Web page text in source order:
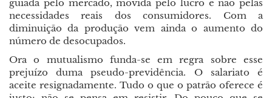
guiada pelo mercado, movida pelo lucro e não pelas
necessidades reais dos consumidores. Com a
diminuição da produção vem ainda o aumento do
número de desocupados.
Ora o mutualismo funda-se em regra sobre esse
prejuízo duma pseudo-previdência. O salariato é
aceite resignadamente. Tudo o que o patrão oferece é